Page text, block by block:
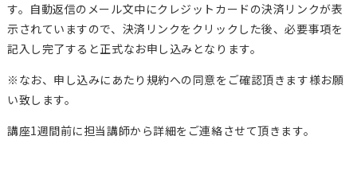
す。自動返信のメール文中にクレジットカードの決済リンクが表
示されていますので、決済リンクをクリックした後、必要事項を
記入し完了すると正式なお申し込みとなります。
※なお、申し込みにあたり規約への同意をご確認頂きます様お願
い致します。
講座1週間前に担当講師から詳細をご連絡させて頂きます。